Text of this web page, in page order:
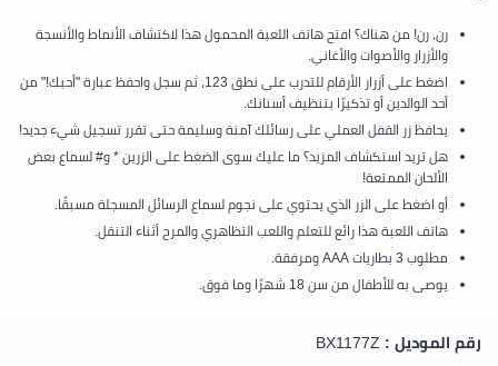
رن، رن! من هناك؟ افتح هاتف اللعبة المحمول هذا لاكتشاف الأنماط والأنسجة
والأزرار والأصوات والأغاني.
اضغط على أزرار الأرقام للتدرب على نطق 123، ثم سجل واحفظ عبارة "أحبك!" من
أحد الوالدين أو تذكيرًا بتنظيف أسنانك.
يحافظ زر القفل العملي على رسائلك آمنة وسليمة حتى تقرر تسجيل شيء جديد!
هل تريد استكشاف المزيد؟ ما عليك سوى الضغط على الزرين * و# لسماع بعض
الألحان الممتعة!
أو اضغط على الزر الذي يحتوي على نجوم لسماع الرسائل المسجلة مسبقًا.
هاتف اللعبة هذا رائع للتعلم واللعب التظاهري والمرح أثناء التنقل.
مطلوب 3 بطاريات AAA ومرفقة.
يوصى به للأطفال من سن 18 شهرًا وما فوق.
رقم الموديل : BX1177Z